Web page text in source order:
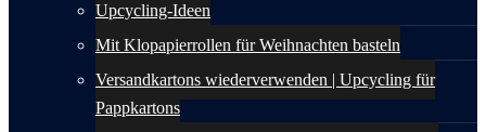
Upcycling-Ideen
Mit Klopapierrollen für Weihnachten basteln
Versandkartons wiederverwenden | Upcycling für
Pappkartons